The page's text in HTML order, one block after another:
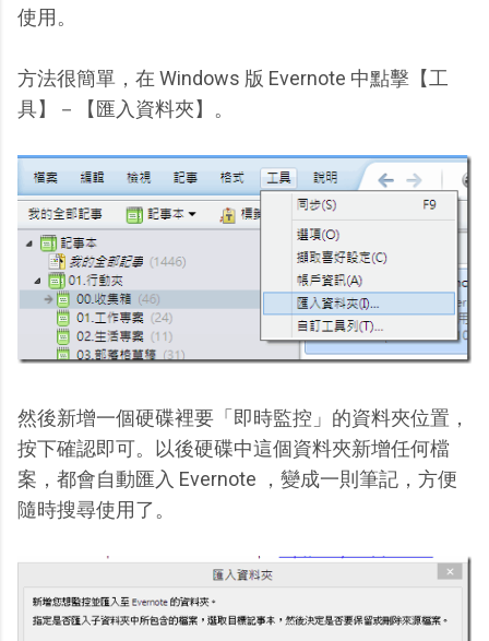
使用。
方法很簡單，在 Windows 版 Evernote 中點擊【工
具】－【匯入資料夾】。
然後新增一個硬碟裡要「即時監控」的資料夾位置，
按下確認即可。以後硬碟中這個資料夾新增任何檔
案，都會自動匯入 Evernote ，變成一則筆記，方便
隨時搜尋使用了。